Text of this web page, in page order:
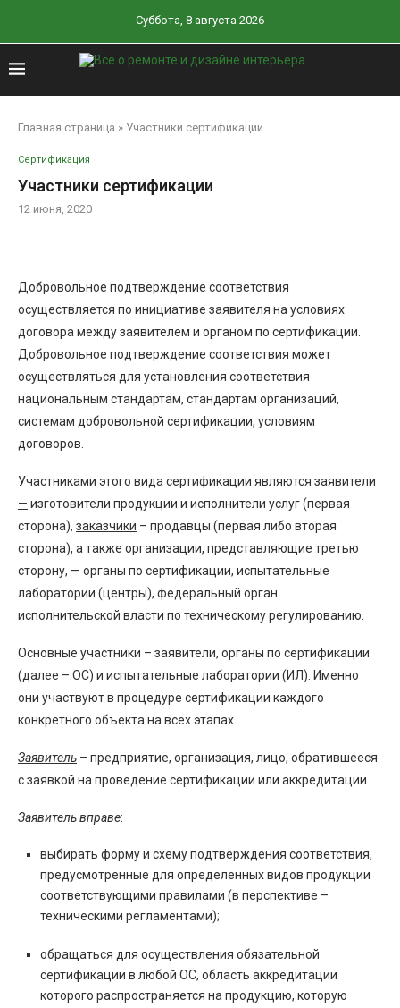
Суббота, 8 августа 2026
Главная страница » Участники сертификации
Сертификация
Участники сертификации
12 июня, 2020
Добровольное подтверждение соответствия
осуществляется по инициативе заявителя на условиях
договора между заявителем и органом по сертификации.
Добровольное подтверждение соответствия может
осуществляться для установления соответствия
национальным стандартам, стандартам организаций,
системам добровольной сертификации, условиям
договоров.
Участниками этого вида сертификации являются заявители
— изготовители продукции и исполнители услуг (первая
сторона), заказчики – продавцы (первая либо вторая
сторона), а также организации, представляющие третью
сторону, — органы по сертификации, испытательные
лаборатории (центры), федеральный орган
исполнительской власти по техническому регулированию.
Основные участники – заявители, органы по сертификации
(далее – ОС) и испытательные лаборатории (ИЛ). Именно
они участвуют в процедуре сертификации каждого
конкретного объекта на всех этапах.
Заявитель – предприятие, организация, лицо, обратившееся
с заявкой на проведение сертификации или аккредитации.
Заявитель вправе:
выбирать форму и схему подтверждения соответствия,
предусмотренные для определенных видов продукции
соответствующими правилами (в перспективе –
техническими регламентами);
обращаться для осуществления обязательной
сертификации в любой ОС, область аккредитации
которого распространяется на продукцию, которую